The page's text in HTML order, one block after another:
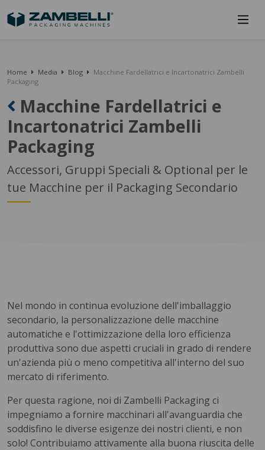
Home Media Blog
Macchine Fardellatrici e Incartonatrici Zambelli
Packaging
Macchine Fardellatrici e
Incartonatrici Zambelli
Packaging
Accessori, Gruppi Speciali & Optional per le
tue Macchine per il Packaging Secondario
Nel mondo in continua evoluzione dell'imballaggio
secondario, la personalizzazione delle macchine
automatiche e l'ottimizzazione della loro efficienza
produttiva sono due aspetti cruciali in grado di rendere
un'azienda più o meno competitiva all'interno del suo
mercato di riferimento.
Per questa ragione, noi di Zambelli Packaging ci
impegniamo a fornire macchinari all'avanguardia che
soddisfino le diverse esigenze dei nostri clienti, e non
solo! Contribuiamo attivamente alla buona riuscita delle